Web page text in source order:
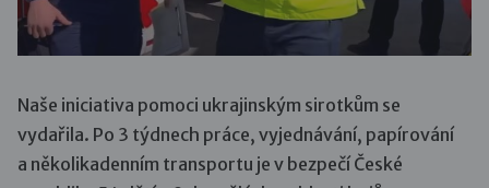
Naše iniciativa pomoci ukrajinským sirotkům se
vydařila. Po 3 týdnech práce, vyjednávání, papírování
a několikadenním transportu je v bezpečí České